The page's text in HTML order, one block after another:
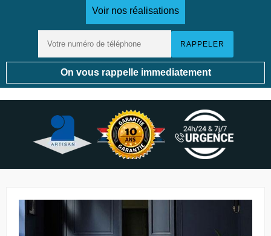
Voir nos réalisations
On vous rappelle immediatement